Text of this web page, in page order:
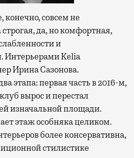
конечно, совсем не
да, но комфортная,
и
Интерьерами Kelia
Ирина Сазонова.
этапа: первая часть в 2016-м,
вырос и перестал
изначальной площади.
этаж особняка целиком.
более консервативна,
стилистике